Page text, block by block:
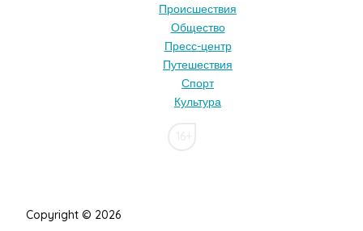
Происшествия
Общество
Пресс-центр
Путешествия
Спорт
Культура
Copyright © 2026